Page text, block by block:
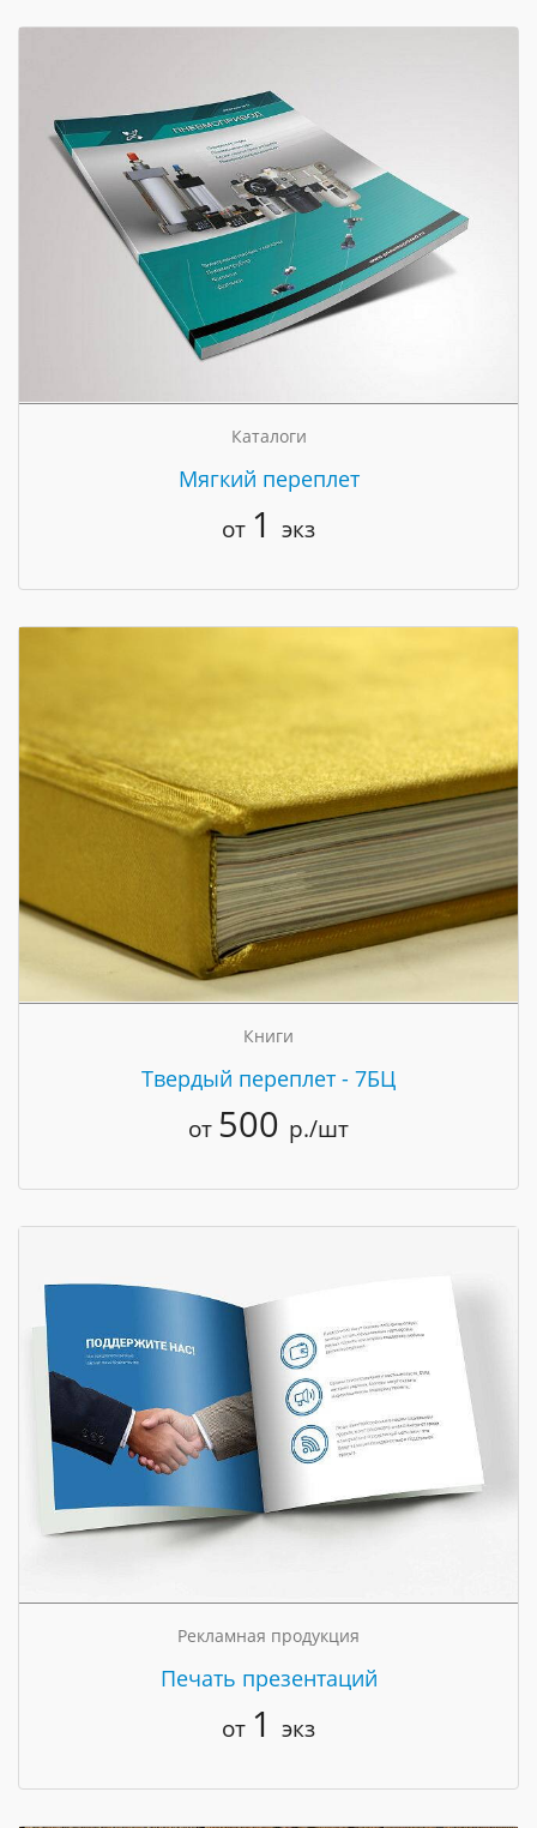
Каталоги
Мягкий переплет
от 1 экз
Книги
Твердый переплет - 7БЦ
от 500 р./шт
Рекламная продукция
Печать презентаций
от 1 экз